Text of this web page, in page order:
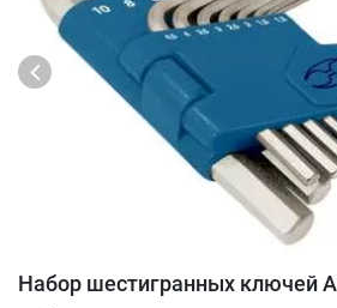
Набор шестигранных ключей